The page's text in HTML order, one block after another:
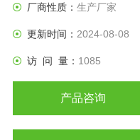
厂商性质： 生产厂家
更新时间： 2024-08-08
访 问 量： 1085
产品咨询